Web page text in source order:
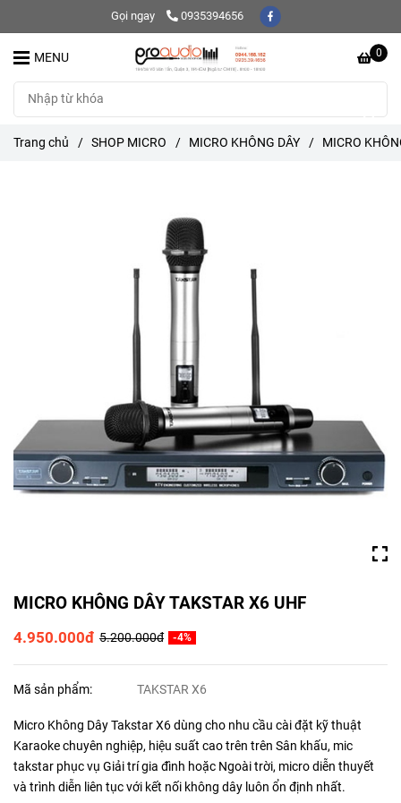
Gọi ngay 0935394656
0
MENU
Trang chủ / SHOP MICRO / MICRO KHÔNG DÂY / MICRO
MICRO KHÔNG DÂY TAKSTAR X6 UHF
4.950.000đ 5.200.000đ -4%
Mã sản phẩm: TAKSTAR X6
Micro Không Dây Takstar X6 dùng cho nhu cầu cài đặt kỹ thuật
Karaoke chuyên nghiệp, hiệu suất cao trên trên Sân khấu, mic
takstar phục vụ Giải trí gia đình hoặc Ngoài trời, micro diễn thuyết
và trình diễn liên tục với kết nối không dây luôn ổn định nhất.